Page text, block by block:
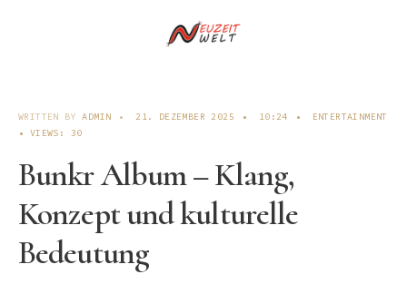
WRITTEN BYADMIN • 21. DEZEMBER 2025 • 10:24 •
ENTERTAINMENT
• VIEWS: 30
Bunkr Album – Klang,
Konzept und kulturelle
Bedeutung